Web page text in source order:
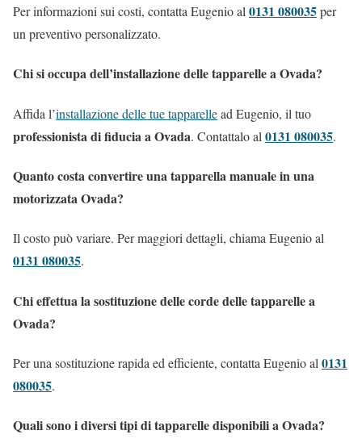
Per informazioni sui costi, contatta Eugenio al 0131 080035per
un preventivo personalizzato.
Chi si occupa dell’installazione delle tapparelle a Ovada?
Affida l’installazione delle tue tapparellead Eugenio, il tuo
professionista di fiducia a Ovada. Contattalo al 0131 080035.
Quanto costa convertire una tapparella manuale in una
motorizzata Ovada?
Il costo può variare. Per maggiori dettagli, chiama Eugenio al
0131 080035.
Chi effettua la sostituzione delle corde delle tapparelle a
Ovada?
Per una sostituzione rapida ed efficiente, contatta Eugenio al 0131
080035.
Quali sono i diversi tipi di tapparelle disponibili a Ovada?